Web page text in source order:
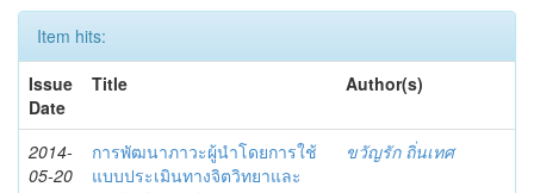
Item hits:
Issue
Date
Title Author(s)
2014-
05-20
การพัฒนาภาวะผู้นำโดยการใช้
แบบประเมินทางจิตวิทยาและ
ขวัญรัก ถิ่นเทศ